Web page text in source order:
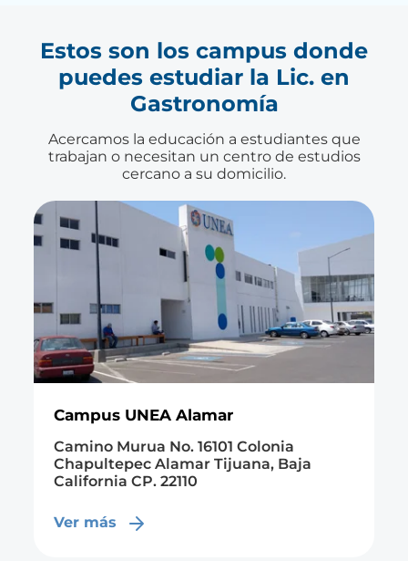
Estos son los campus donde
puedes estudiar la Lic. en
Gastronomía
Acercamos la educación a estudiantes que
trabajan o necesitan un centro de estudios
cercano a su domicilio.
Campus UNEA Querétaro
Av. Prolongación Zaragoza No.
Ensueño. Querétaro, Querétaro